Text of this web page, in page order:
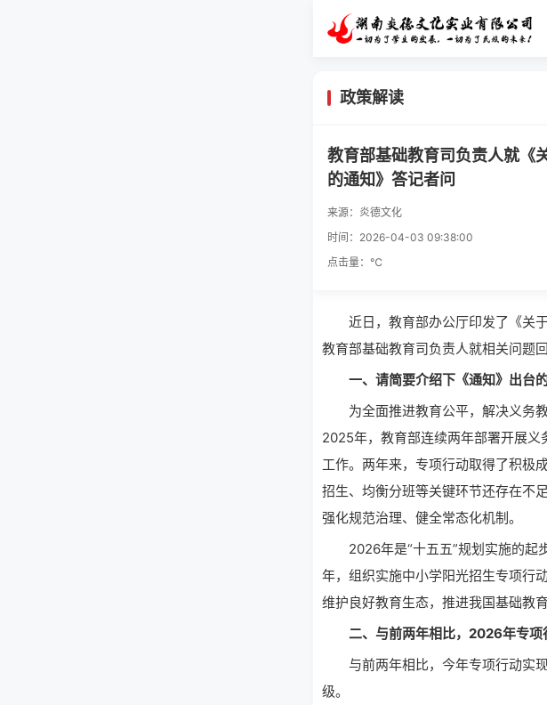
政策解读
教育部基础教育司负责人就《
的通知》答记者问
来源：炎德文化
时间：2026-04-03 09:38:00
点击量： ℃
近日，教育部办公厅印发了《关于
教育部基础教育司负责人就相关问题
一、请简要介绍下《通知》出台的
为全面推进教育公平，解决义务教
2025年，教育部连续两年部署开展
工作。两年来，专项行动取得了积极
招生、均衡分班等关键环节还存在不
强化规范治理、健全常态化机制。
2026年是“十五五”规划实施的起
年，组织实施中小学阳光招生专项行
维护良好教育生态，推进我国基础教
二、与前两年相比，2026年专项
与前两年相比，今年专项行动实现
级。